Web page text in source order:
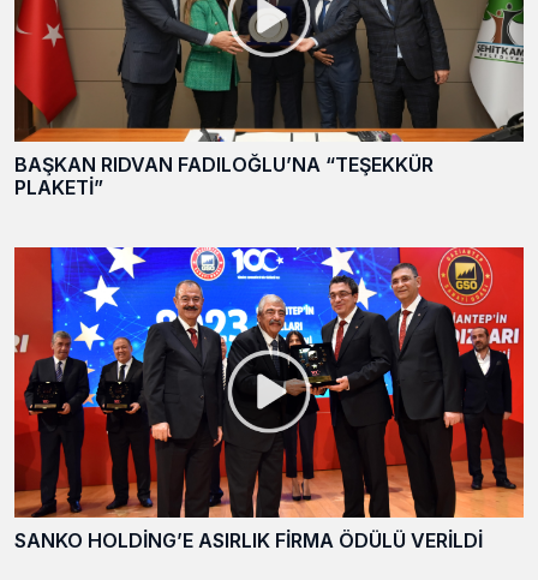
BAŞKAN RIDVAN FADILOĞLU’NA “TEŞEKKÜR
PLAKETİ”
SANKO HOLDİNG’E ASIRLIK FİRMA ÖDÜLÜ VERİLDİ